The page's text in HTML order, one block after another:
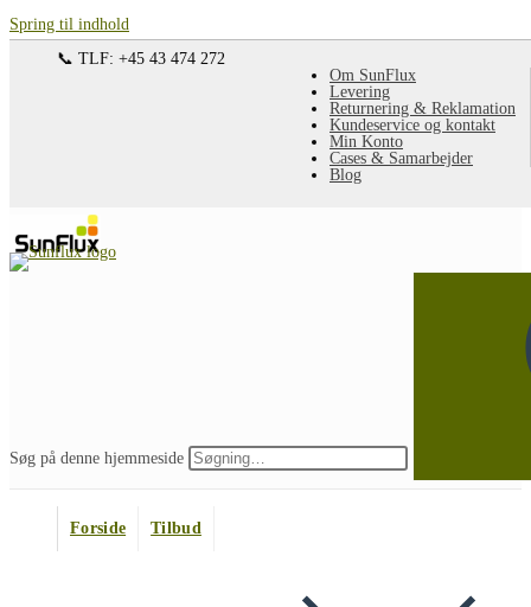
Spring til indhold
Om SunFlux
Levering
Returnering & Reklamation
Kundeservice og kontakt
Min Konto
Cases & Samarbejder
Blog
📞 TLF: +45 43 474 272
Søg på denne hjemmeside
Forside Tilbud